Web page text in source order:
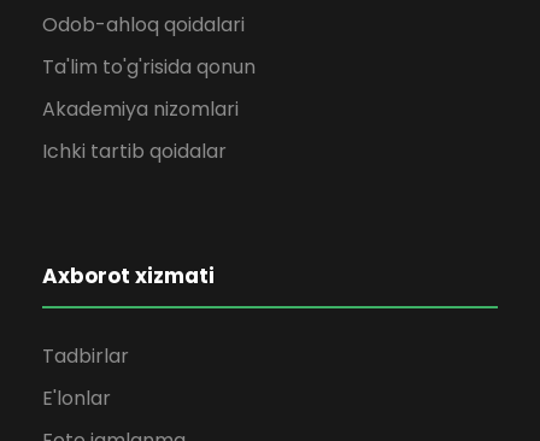
Odob-ahloq qoidalari
Ta'lim to'g'risida qonun
Akademiya nizomlari
Ichki tartib qoidalar
Axborot xizmati
Tadbirlar
E'lonlar